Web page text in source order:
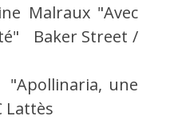
Malraux "Avec
Baker Street /
une
Lattès